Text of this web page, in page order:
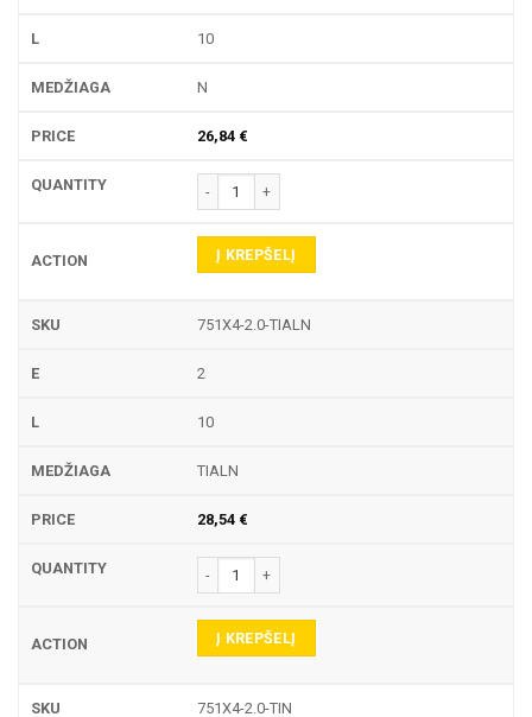
10
N
26,84 €
produkto kiekis: 751X4 TEKINIMO PLOKŠTELĖ
Į KREPŠELĮ
751X4-2.0-TIALN
2
10
TIALN
28,54 €
produkto kiekis: 751X4 TEKINIMO PLOKŠTELĖ
Į KREPŠELĮ
751X4-2.0-TIN